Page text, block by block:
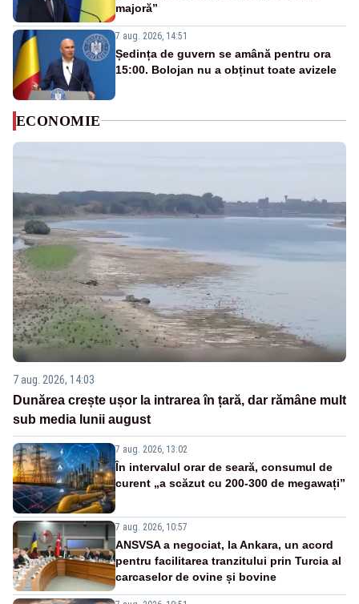
majoră”
7 aug. 2026, 14:51
Ședința de guvern se amână pentru ora
15:00. Bolojan nu a obținut toate avizele
ECONOMIE
7 aug. 2026, 14:03
Dunărea crește ușor la intrarea în țară, dar rămâne mult
sub media lunii august
7 aug. 2026, 13:02
În intervalul orar de seară, consumul de
curent „a scăzut cu 200-300 de megawați”
7 aug. 2026, 10:57
ANSVSA a negociat, la Ankara, un acord
pentru facilitarea tranzitului prin Turcia al
carcaselor de ovine și bovine